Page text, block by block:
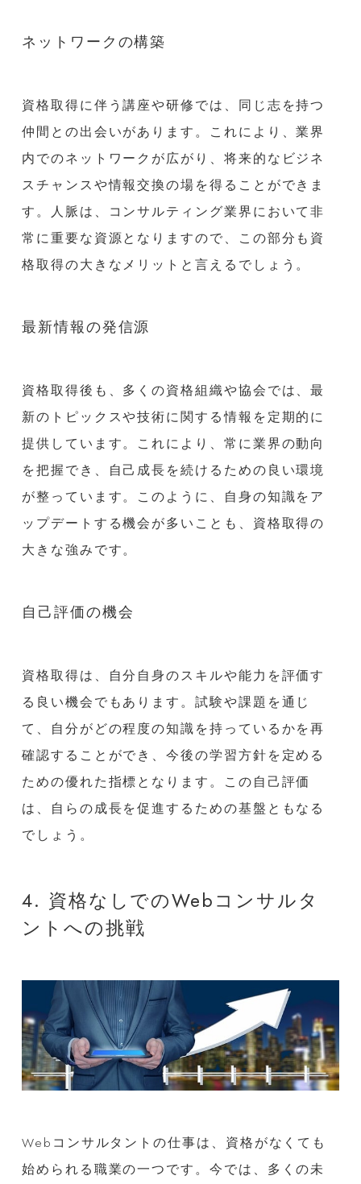
ネットワークの構築
資格取得に伴う講座や研修では、同じ志を持つ
仲間との出会いがあります。これにより、業界
内でのネットワークが広がり、将来的なビジネ
スチャンスや情報交換の場を得ることができま
す。人脈は、コンサルティング業界において非
常に重要な資源となりますので、この部分も資
格取得の大きなメリットと言えるでしょう。
最新情報の発信源
資格取得後も、多くの資格組織や協会では、最
新のトピックスや技術に関する情報を定期的に
提供しています。これにより、常に業界の動向
を把握でき、自己成長を続けるための良い環境
が整っています。このように、自身の知識をア
ップデートする機会が多いことも、資格取得の
大きな強みです。
自己評価の機会
資格取得は、自分自身のスキルや能力を評価す
る良い機会でもあります。試験や課題を通じ
て、自分がどの程度の知識を持っているかを再
確認することができ、今後の学習方針を定める
ための優れた指標となります。この自己評価
は、自らの成長を促進するための基盤ともなる
でしょう。
4. 資格なしでのWebコンサルタ
ントへの挑戦
Webコンサルタントの仕事は、資格がなくても
始められる職業の一つです。今では、多くの未